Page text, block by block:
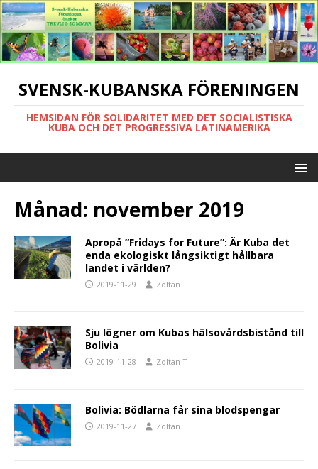
SVENSK-KUBANSKA FÖRENINGEN
HEMSIDAN FÖR SOLIDARITET MED DET SOCIALISTISKA
KUBA OCH DET PROGRESSIVA LATINAMERIKA
Månad: november 2019
Apropå ”Fridays for Future”: Är Kuba det
enda ekologiskt långsiktigt hållbara
landet i världen?
2019-11-29 Zoltan T
Sju lögner om Kubas hälsovårdsbistånd till
Bolivia
2019-11-28 Zoltan T
Bolivia: Bödlarna får sina blodspengar
2019-11-27 Zoltan T